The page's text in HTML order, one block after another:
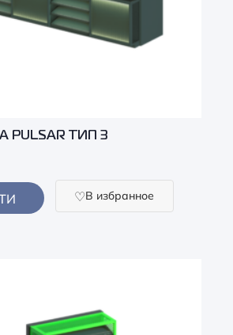
PULSAR ТИП 3
В избранное